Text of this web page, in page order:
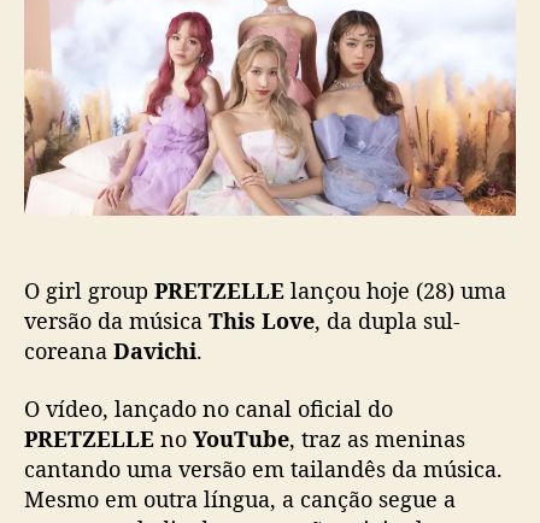
t
u
b
l
i
c
a
ç
ã
Z
E
L
L
E
l
a
n
v
e
ã
o
e
m
t
O girl group PRETZELLE lançou hoje (28) uma
versão da música This Love, da dupla sul-
coreana Davichi.
O vídeo, lançado no canal oficial do
PRETZELLE no YouTube, traz as meninas
cantando uma versão em tailandês da música.
Mesmo em outra língua, a canção segue a